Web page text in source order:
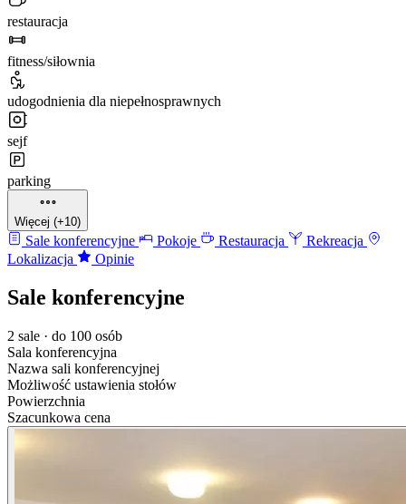
restauracja
fitness/siłownia
udogodnienia dla niepełnosprawnych
sejf
parking
Więcej (+10)
Sale konferencyjne Pokoje Restauracja
Rekreacja
Lokalizacja
Opinie
Sale konferencyjne
2 sale · do 100 osób
Sala konferencyjna
Nazwa sali konferencyjnej
Możliwość ustawienia stołów
Powierzchnia
Szacunkowa cena